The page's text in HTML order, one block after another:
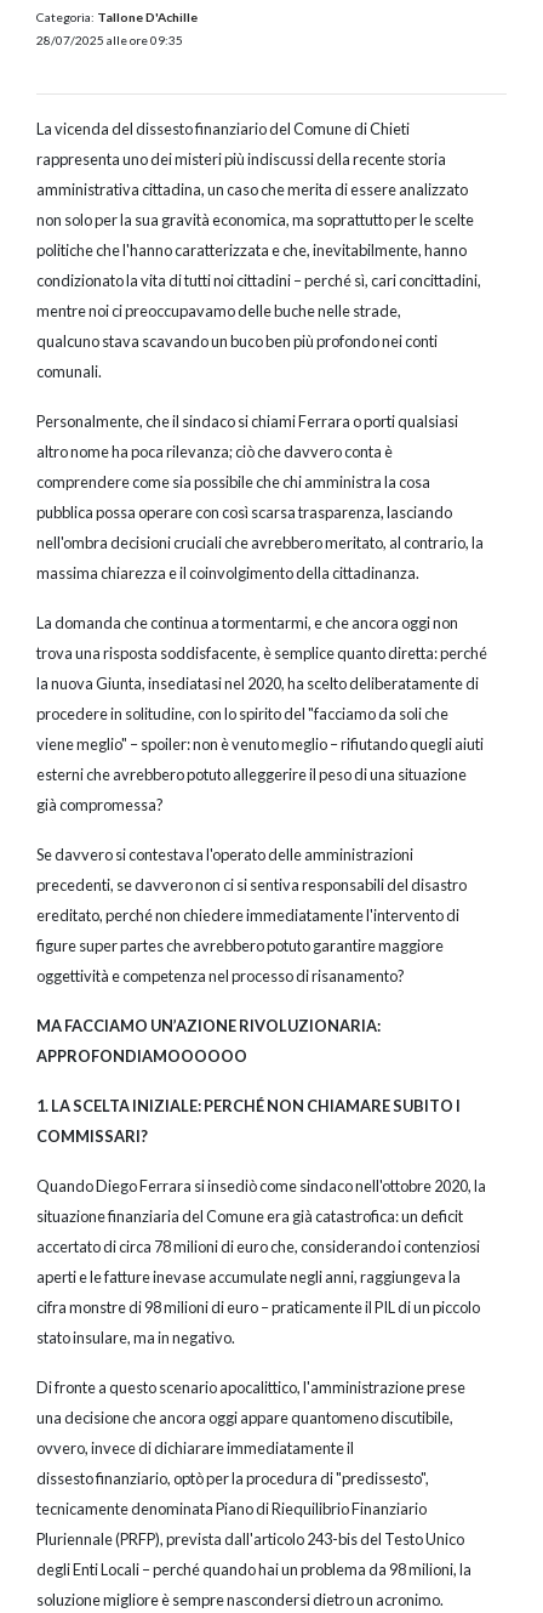
Categoria: Tallone D'Achille
28/07/2025 alle ore 09:35
La vicenda del dissesto finanziario del Comune di Chieti
rappresenta uno dei misteri più indiscussi della recente storia
amministrativa cittadina, un caso che merita di essere analizzato
non solo per la sua gravità economica, ma soprattutto per le scelte
politiche che l'hanno caratterizzata e che, inevitabilmente, hanno
condizionato la vita di tutti noi cittadini – perché sì, cari concittadini,
mentre noi ci preoccupavamo delle buche nelle strade,
qualcuno stava scavando un buco ben più profondo nei conti
comunali.
Personalmente, che il sindaco si chiami Ferrara o porti qualsiasi
altro nome ha poca rilevanza; ciò che davvero conta è
comprendere come sia possibile che chi amministra la cosa
pubblica possa operare con così scarsa trasparenza, lasciando
nell'ombra decisioni cruciali che avrebbero meritato, al contrario, la
massima chiarezza e il coinvolgimento della cittadinanza.
La domanda che continua a tormentarmi, e che ancora oggi non
trova una risposta soddisfacente, è semplice quanto diretta: perché
la nuova Giunta, insediatasi nel 2020, ha scelto deliberatamente di
procedere in solitudine, con lo spirito del "facciamo da soli che
viene meglio" – spoiler: non è venuto meglio – rifiutando quegli aiuti
esterni che avrebbero potuto alleggerire il peso di una situazione
già compromessa?
Se davvero si contestava l'operato delle amministrazioni
precedenti, se davvero non ci si sentiva responsabili del disastro
ereditato, perché non chiedere immediatamente l'intervento di
figure super partes che avrebbero potuto garantire maggiore
oggettività e competenza nel processo di risanamento?
MA FACCIAMO UN’AZIONE RIVOLUZIONARIA:
APPROFONDIAMOOOOOO
1. LA SCELTA INIZIALE: PERCHÉ NON CHIAMARE SUBITO I
COMMISSARI?
Quando Diego Ferrara si insediò come sindaco nell'ottobre 2020, la
situazione finanziaria del Comune era già catastrofica: un deficit
accertato di circa 78 milioni di euro che, considerando i contenziosi
aperti e le fatture inevase accumulate negli anni, raggiungeva la
cifra monstre di 98 milioni di euro – praticamente il PIL di un piccolo
stato insulare, ma in negativo.
Di fronte a questo scenario apocalittico, l'amministrazione prese
una decisione che ancora oggi appare quantomeno discutibile,
ovvero, invece di dichiarare immediatamente il
dissesto finanziario, optò per la procedura di "predissesto",
tecnicamente denominata Piano di Riequilibrio Finanziario
Pluriennale (PRFP), prevista dall'articolo 243-bis del Testo Unico
degli Enti Locali – perché quando hai un problema da 98 milioni, la
soluzione migliore è sempre nascondersi dietro un acronimo.